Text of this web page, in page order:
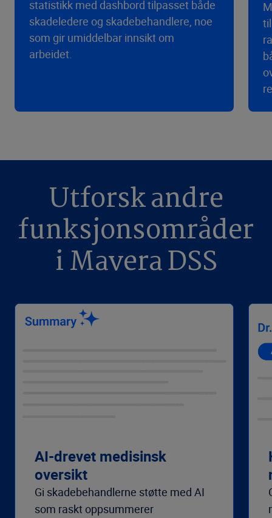
statistikk med dashbord tilpasset både
skadeledere og skadebehandlere, noe
som gir umiddelbar innsikt om
arbeidet.
Utforsk andre
funksjonsområder
i Mavera DSS
AI-drevet medisinsk
oversikt
Gi skadebehandlerne støtte med AI
som raskt oppsummerer